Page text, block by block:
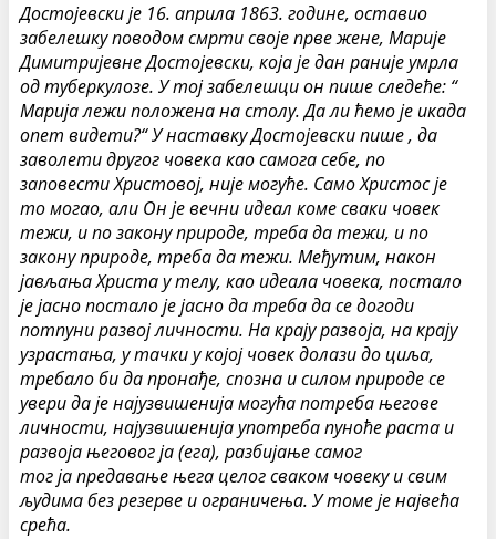
Достојевски је 16. априла 1863. године, оставио
забелешку поводом смрти своје прве жене, Марије
Димитријевне Достојевски, која је дан раније умрла
од туберкулозе. У тој забелешци он пише следеће: “
Марија лежи положена на столу. Да ли ћемо је икада
опет видети?“ У наставку Достојевски пише , да
заволети другог човека као самога себе, по
заповести Христовој, није могуће. Само Христос је
то могао, али Он је вечни идеал коме сваки човек
тежи, и по закону природе, треба да тежи, и по
закону природе, треба да тежи. Међутим, након
јављања Христа у телу, као идеала човека, постало
је јасно постало је јасно да треба да се догоди
потпуни развој личности. На крају развоја, на крају
узрастања, у тачки у којој човек долази до циља,
требало би да пронађе, спозна и силом природе се
увери да је најузвишенија могућа потреба његове
личности, најузвишенија употреба пуноће раста и
развоја његовог ја (ега), разбијање самог
тог ја предавање њега целог сваком човеку и свим
људима без резерве и ограничења. У томе је највећа
срећа.